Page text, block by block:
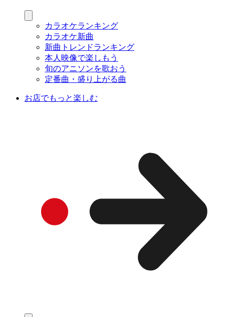
カラオケランキング
カラオケ新曲
新曲トレンドランキング
本人映像で楽しもう
旬のアニソンを歌おう
定番曲・盛り上がる曲
お店でもっと楽しむ